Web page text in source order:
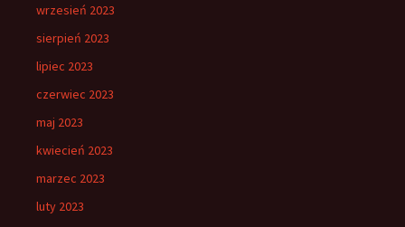
wrzesień 2023
sierpień 2023
lipiec 2023
czerwiec 2023
maj 2023
kwiecień 2023
marzec 2023
luty 2023